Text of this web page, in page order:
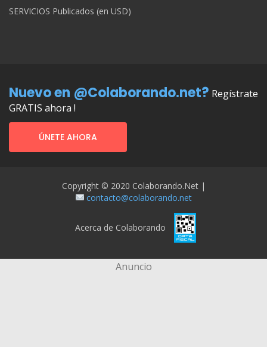
SERVICIOS Publicados (en USD)
Nuevo en @Colaborando.net? Regístrate
GRATIS ahora !
ÚNETE AHORA
Copyright © 2020 Colaborando.net |
contacto@colaborando.net
Acerca de Colaborando
Anuncio